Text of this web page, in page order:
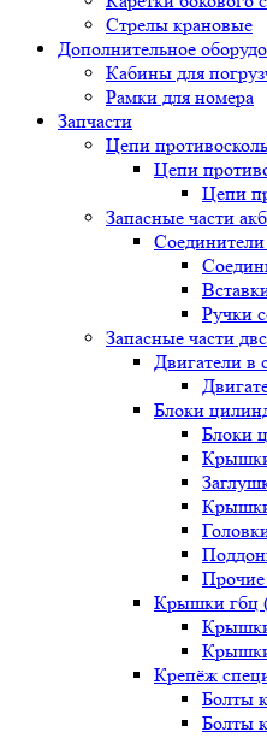
Стрелы крановые
Дополнительное
Кабины для
Рамки для номера
Запчасти
Цепи
Цепи
Цепи
Запасные части акб
Соединители
Ручки
Запасные части двс
Двигатели в
Блоки
Блоки
Прочие
Крышки гбц
Крепёж
Болты
Болты